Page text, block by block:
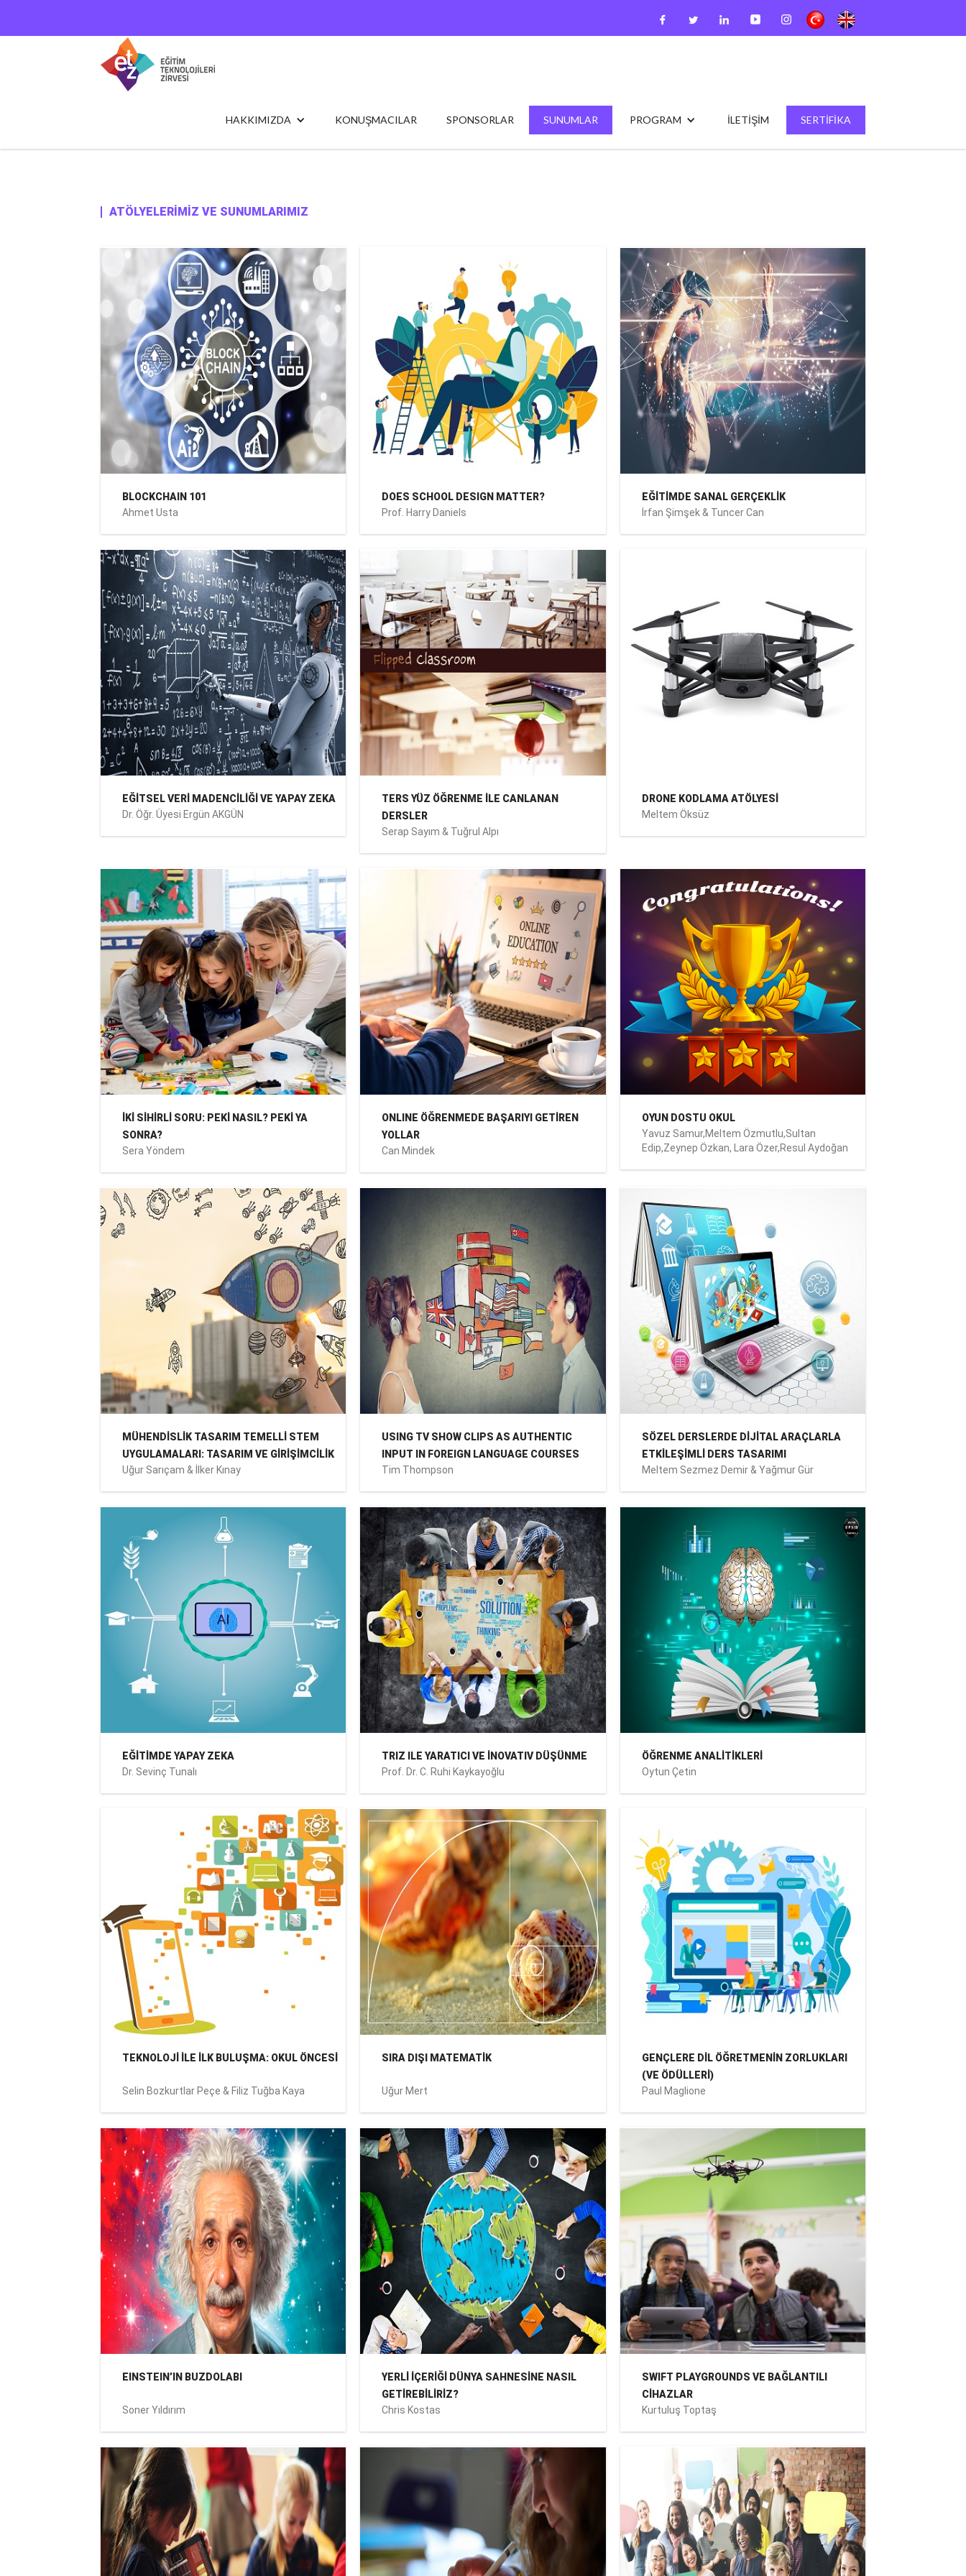
HAKKIMIZDA KONUŞMACILAR SPONSORLAR SUNUMLAR PROGRAM İLETİŞİM SERTİFİKA
ATÖLYELERİMİZ VE SUNUMLARIMIZ
BLOCKCHAIN 101
Ahmet Usta
DOES SCHOOL DESIGN MATTER?
Prof. Harry Daniels
EĞİTİMDE SANAL GERÇEKLİK
İrfan Şimşek & Tuncer Can
EĞİTSEL VERİ MADENCİLİĞİ VE YAPAY ZEKA
Dr. Öğr. Üyesi Ergün AKGÜN
TERS YÜZ ÖĞRENME İLE CANLANAN
DERSLER
Serap Sayım & Tuğrul Alpı
DRONE KODLAMA ATÖLYESİ
Meltem Öksüz
İKİ SİHİRLİ SORU: PEKİ NASIL? PEKİ YA
SONRA?
Sera Yöndem
ONLINE ÖĞRENMEDE BAŞARIYI GETİREN
YOLLAR
Can Mindek
OYUN DOSTU OKUL
Yavuz Samur,Meltem Özmutlu,Sultan
Edip,Zeynep Özkan, Lara Özer,Resul Aydoğan
MÜHENDİSLİK TASARIM TEMELLİ STEM
UYGULAMALARI: TASARIM VE GİRİŞİMCİLİK
Uğur Sarıçam & İlker Kınay
USING TV SHOW CLIPS AS AUTHENTIC
INPUT IN FOREIGN LANGUAGE COURSES
Tim Thompson
SÖZEL DERSLERDE DİJİTAL ARAÇLARLA
ETKİLEŞİMLİ DERS TASARIMI
Meltem Sezmez Demir & Yağmur Gür
EĞİTİMDE YAPAY ZEKA
Dr. Sevinç Tunalı
TRIZ ILE YARATICI VE İNOVATIV DÜŞÜNME
Prof. Dr. C. Ruhi Kaykayoğlu
ÖĞRENME ANALİTİKLERİ
Oytun Çetin
TEKNOLOJİ İLE İLK BULUŞMA: OKUL ÖNCESİ
Selin Bozkurtlar Peçe & Filiz Tuğba Kaya
SIRA DIŞI MATEMATİK
Uğur Mert
GENÇLERE DİL ÖĞRETMENİN ZORLUKLARI
(VE ÖDÜLLERİ)
Paul Maglione
EINSTEIN’IN BUZDOLABI
Soner Yıldırım
YERLİ İÇERİĞİ DÜNYA SAHNESİNE NASIL
GETİREBİLİRİZ?
Chris Kostas
SWIFT PLAYGROUNDS VE BAĞLANTILI
CİHAZLAR
Kurtuluş Toptaş